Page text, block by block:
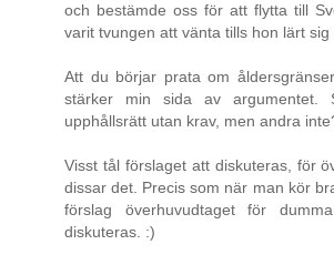
och bestämde oss för att flytta till
varit tvungen att vänta tills hon lärt sig
Att du börjar prata om
stärker min sida av argumentet.
upphållsrätt utan krav, men andra
Visst tål förslaget att diskuteras, för
dissar det. Precis som när man kör
förslag överhuvudtaget för
diskuteras. :)